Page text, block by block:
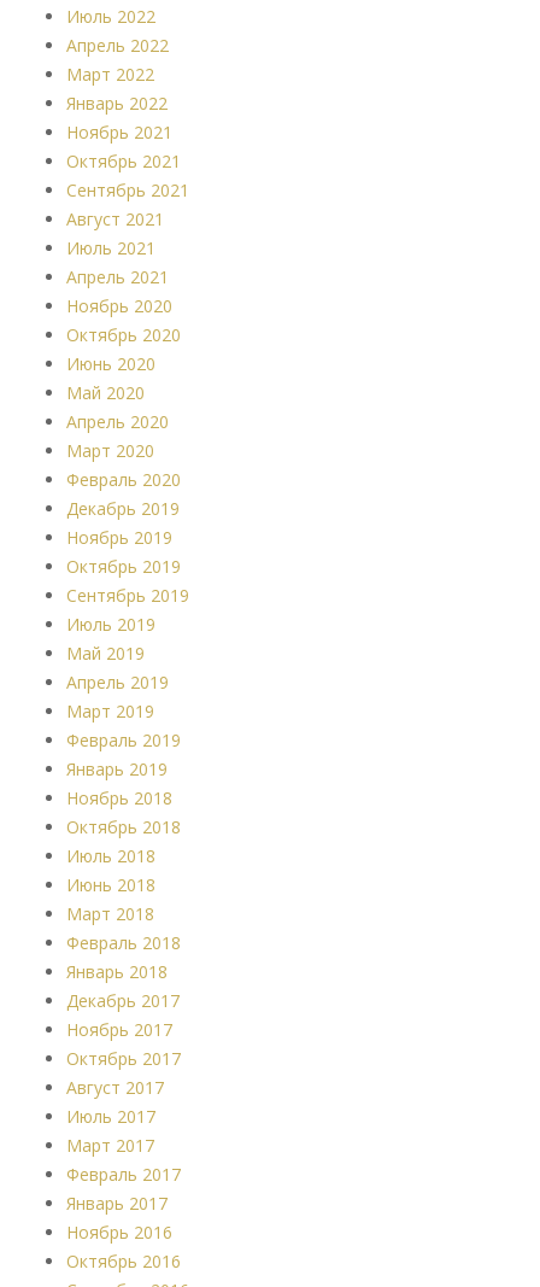
Июль 2022
Апрель 2022
Март 2022
Январь 2022
Ноябрь 2021
Октябрь 2021
Сентябрь 2021
Август 2021
Июль 2021
Апрель 2021
Ноябрь 2020
Октябрь 2020
Июнь 2020
Май 2020
Апрель 2020
Март 2020
Февраль 2020
Декабрь 2019
Ноябрь 2019
Октябрь 2019
Сентябрь 2019
Июль 2019
Май 2019
Апрель 2019
Март 2019
Февраль 2019
Январь 2019
Ноябрь 2018
Октябрь 2018
Июль 2018
Июнь 2018
Март 2018
Февраль 2018
Январь 2018
Декабрь 2017
Ноябрь 2017
Октябрь 2017
Август 2017
Июль 2017
Март 2017
Февраль 2017
Январь 2017
Ноябрь 2016
Октябрь 2016